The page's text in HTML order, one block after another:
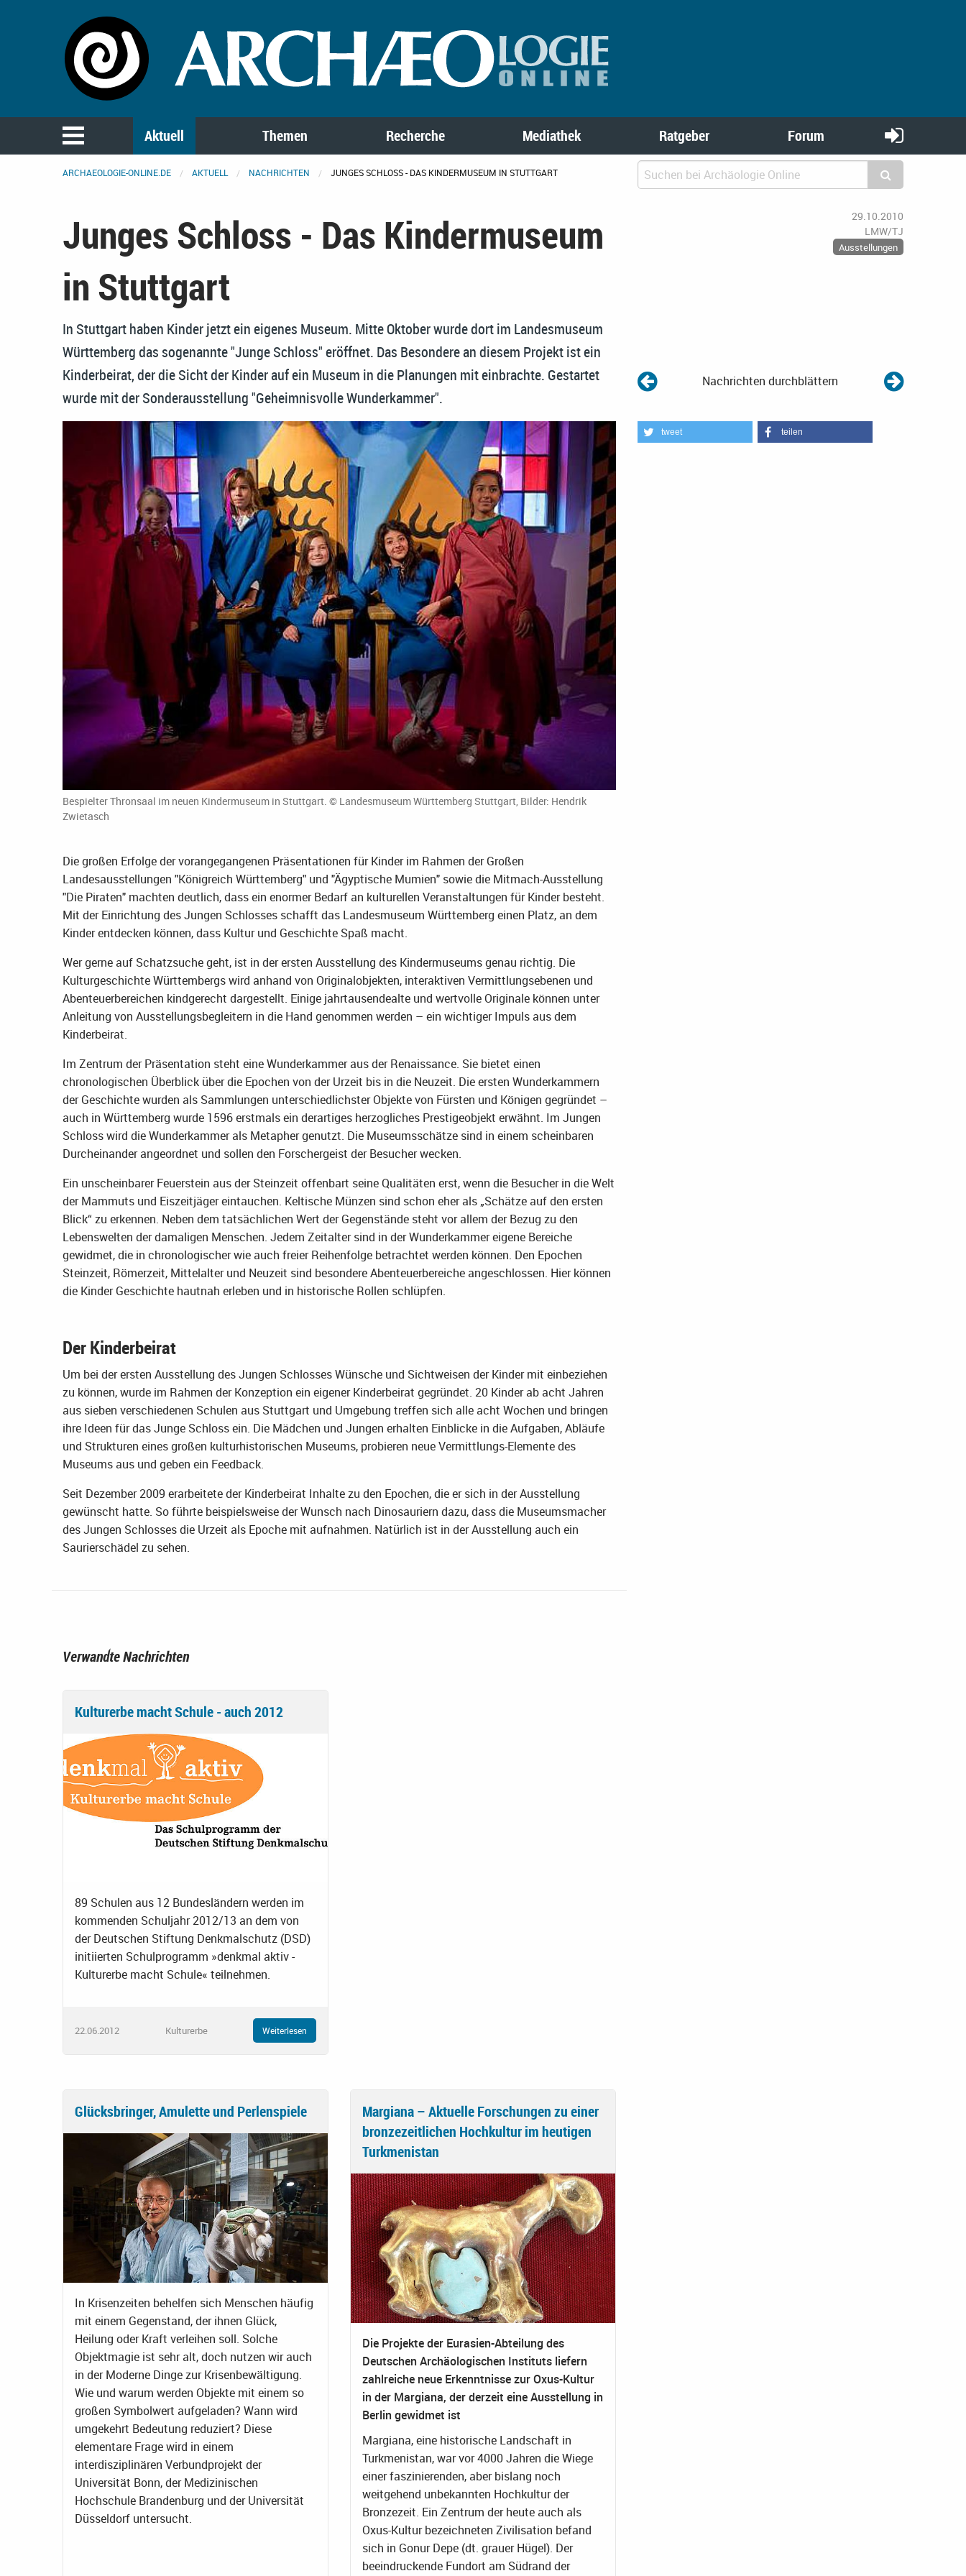
Aktuell Themen Recherche Mediathek Ratgeber Forum
ARCHAEOLOGIE-ONLINE.DE AKTUELL NACHRICHTEN JUNGES SCHLOSS - DAS KINDERMUSEUM IN STUTTGART
Junges Schloss - Das Kindermuseum
in Stuttgart
29.10.2010
LMW/TJ
Ausstellungen
In Stuttgart haben Kinder jetzt ein eigenes Museum. Mitte Oktober wurde dort im Landesmuseum
Württemberg das sogenannte "Junge Schloss" eröffnet. Das Besondere an diesem Projekt ist ein
Kinderbeirat, der die Sicht der Kinder auf ein Museum in die Planungen mit einbrachte. Gestartet
wurde mit der Sonderausstellung "Geheimnisvolle Wunderkammer".
Nachrichten durchblättern
Bespielter Thronsaal im neuen Kindermuseum in Stuttgart. © Landesmuseum Württemberg Stuttgart, Bilder: Hendrik
Zwietasch
Die großen Erfolge der vorangegangenen Präsentationen für Kinder im Rahmen der Großen
Landesausstellungen "Königreich Württemberg" und "Ägyptische Mumien" sowie die Mitmach-Ausstellung
"Die Piraten" machten deutlich, dass ein enormer Bedarf an kulturellen Veranstaltungen für Kinder besteht.
Mit der Einrichtung des Jungen Schlosses schafft das Landesmuseum Württemberg einen Platz, an dem
Kinder entdecken können, dass Kultur und Geschichte Spaß macht.
Wer gerne auf Schatzsuche geht, ist in der ersten Ausstellung des Kindermuseums genau richtig. Die
Kulturgeschichte Württembergs wird anhand von Originalobjekten, interaktiven Vermittlungsebenen und
Abenteuerbereichen kindgerecht dargestellt. Einige jahrtausendealte und wertvolle Originale können unter
Anleitung von Ausstellungsbegleitern in die Hand genommen werden – ein wichtiger Impuls aus dem
Kinderbeirat.
Im Zentrum der Präsentation steht eine Wunderkammer aus der Renaissance. Sie bietet einen
chronologischen Überblick über die Epochen von der Urzeit bis in die Neuzeit. Die ersten Wunderkammern
der Geschichte wurden als Sammlungen unterschiedlichster Objekte von Fürsten und Königen gegründet –
auch in Württemberg wurde 1596 erstmals ein derartiges herzogliches Prestigeobjekt erwähnt. Im Jungen
Schloss wird die Wunderkammer als Metapher genutzt. Die Museumsschätze sind in einem scheinbaren
Durcheinander angeordnet und sollen den Forschergeist der Besucher wecken.
Ein unscheinbarer Feuerstein aus der Steinzeit offenbart seine Qualitäten erst, wenn die Besucher in die Welt
der Mammuts und Eiszeitjäger eintauchen. Keltische Münzen sind schon eher als „Schätze auf den ersten
Blick“ zu erkennen. Neben dem tatsächlichen Wert der Gegenstände steht vor allem der Bezug zu den
Lebenswelten der damaligen Menschen. Jedem Zeitalter sind in der Wunderkammer eigene Bereiche
gewidmet, die in chronologischer wie auch freier Reihenfolge betrachtet werden können. Den Epochen
Steinzeit, Römerzeit, Mittelalter und Neuzeit sind besondere Abenteuerbereiche angeschlossen. Hier können
die Kinder Geschichte hautnah erleben und in historische Rollen schlüpfen.
Der Kinderbeirat
Um bei der ersten Ausstellung des Jungen Schlosses Wünsche und Sichtweisen der Kinder mit einbeziehen
zu können, wurde im Rahmen der Konzeption ein eigener Kinderbeirat gegründet. 20 Kinder ab acht Jahren
aus sieben verschiedenen Schulen aus Stuttgart und Umgebung treffen sich alle acht Wochen und bringen
ihre Ideen für das Junge Schloss ein. Die Mädchen und Jungen erhalten Einblicke in die Aufgaben, Abläufe
und Strukturen eines großen kulturhistorischen Museums, probieren neue Vermittlungs-Elemente des
Museums aus und geben ein Feedback.
Seit Dezember 2009 erarbeitete der Kinderbeirat Inhalte zu den Epochen, die er sich in der Ausstellung
gewünscht hatte. So führte beispielsweise der Wunsch nach Dinosauriern dazu, dass die Museumsmacher
des Jungen Schlosses die Urzeit als Epoche mit aufnahmen. Natürlich ist in der Ausstellung auch ein
Saurierschädel zu sehen.
tweet teilen
Verwandte Nachrichten
Kulturerbe macht Schule - auch 2012
89 Schulen aus 12 Bundesländern werden im
kommenden Schuljahr 2012/13 an dem von
der Deutschen Stiftung Denkmalschutz (DSD)
initiierten Schulprogramm »denkmal aktiv -
Kulturerbe macht Schule« teilnehmen.
22.06.2012 Kulturerbe Weiterlesen
Glücksbringer, Amulette und Perlenspiele
In Krisenzeiten behelfen sich Menschen häufig
mit einem Gegenstand, der ihnen Glück,
Heilung oder Kraft verleihen soll. Solche
Objektmagie ist sehr alt, doch nutzen wir auch
in der Moderne Dinge zur Krisenbewältigung.
Wie und warum werden Objekte mit einem so
großen Symbolwert aufgeladen? Wann wird
umgekehrt Bedeutung reduziert? Diese
elementare Frage wird in einem
interdisziplinären Verbundprojekt der
Universität Bonn, der Medizinischen
Hochschule Brandenburg und der Universität
Düsseldorf untersucht.
Margiana – Aktuelle Forschungen zu einer
bronzezeitlichen Hochkultur im heutigen
Turkmenistan
Die Projekte der Eurasien-Abteilung des
Deutschen Archäologischen Instituts liefern
zahlreiche neue Erkenntnisse zur Oxus-Kultur
in der Margiana, der derzeit eine Ausstellung in
Berlin gewidmet ist
Margiana, eine historische Landschaft in
Turkmenistan, war vor 4000 Jahren die Wiege
einer faszinierenden, aber bislang noch
weitgehend unbekannten Hochkultur der
Bronzezeit. Ein Zentrum der heute auch als
Oxus-Kultur bezeichneten Zivilisation befand
sich in Gonur Depe (dt. grauer Hügel). Der
beeindruckende Fundort am Südrand der